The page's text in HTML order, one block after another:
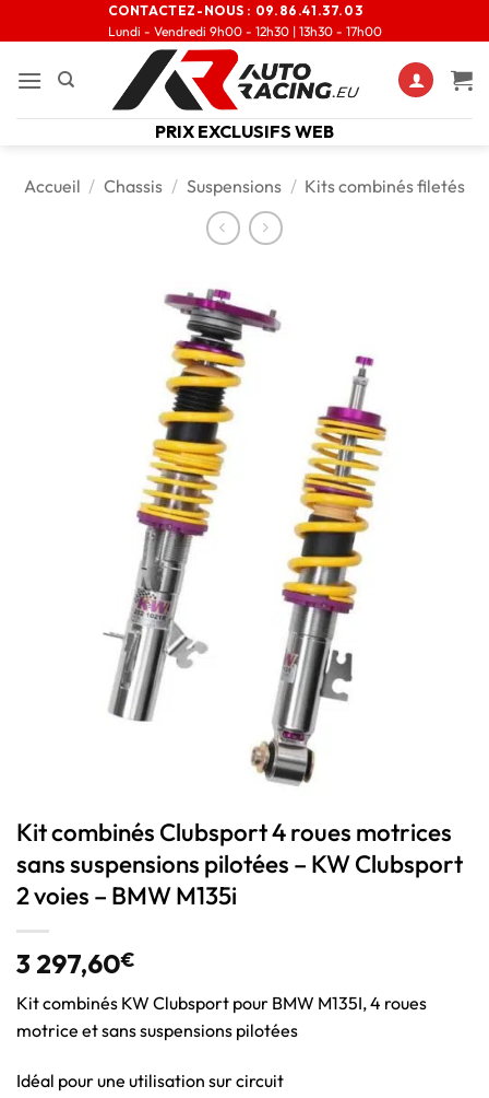
CONTACTEZ-NOUS : 09.86.41.37.03
Lundi - Vendredi 9h00 - 12h30 | 13h30 - 17h00
PRIX EXCLUSIFS WEB
Accueil / Chassis / Suspensions / Kits combinés filetés
Kit combinés Clubsport 4 roues motrices
sans suspensions pilotées – KW Clubsport
2 voies – BMW M135i
3 297,60€
Kit combinés KW Clubsport pour BMW M135I, 4 roues
motrice et sans suspensions pilotées
Idéal pour une utilisation sur circuit